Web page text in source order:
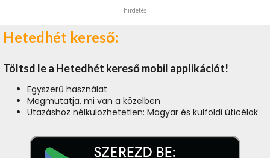
hirdetés
Hetedhét kereső:
Töltsd le a Hetedhét kereső mobil applikációt!
Egyszerű használat
Megmutatja, mi van a közelben
Utazáshoz nélkülözhetetlen: Magyar és külföldi úticélok